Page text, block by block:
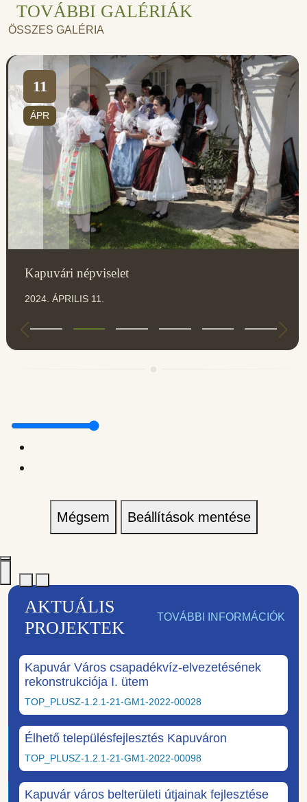
TOVÁBBI GALÉRIÁK
ÖSSZES GALÉRIA
11
ÁPR
Kapuvári népviselet
2024. ÁPRILIS 11.
Mégsem Beállítások mentése
AKTUÁLIS
PROJEKTEK
TOVÁBBI INFORMÁCIÓK
Kapuvár Város csapadékvíz-elvezetésének
rekonstrukciója I. ütem
TOP_PLUSZ-1.2.1-21-GM1-2022-00028
Élhető településfejlesztés Kapuváron
TOP_PLUSZ-1.2.1-21-GM1-2022-00098
Kapuvár város belterületi útjainak fejlesztése